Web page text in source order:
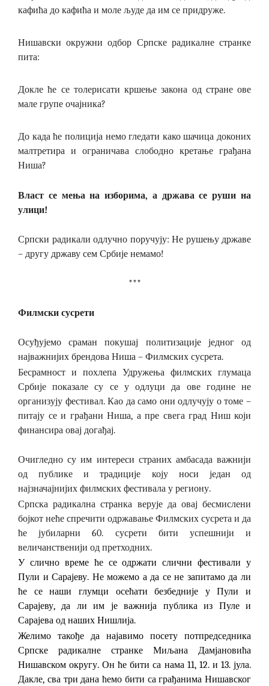
кафића до кафића и моле људе да им се придруже.
Нишавски окружни одбор Српске радикалне странке
пита:
Докле ће се толерисати кршење закона од стране ове
мале групе очајника?
До када ће полиција немо гледати како шачица доконих
малтретира и ограничава слободно кретање грађана
Ниша?
Власт се мења на изборима, а држава се руши на
улици!
Српски радикали одлучно поручују: Не рушењу државе
– другу државу сем Србије немамо!
***
Филмски сусрети
Осуђујемо сраман покушај политизације једног од
најважнијих брендова Ниша – Филмских сусрета.
Бесрамност и похлепа Удружења филмских глумаца
Србије показале су се у одлуци да ове године не
организују фестивал. Као да само они одлучују о томе –
питају се и грађани Ниша, а пре свега град Ниш који
финансира овај догађај.
Очигледно су им интереси страних амбасада важнији
од публике и традиције коју носи један од
најзначајнијих филмских фестивала у региону.
Српска радикална странка верује да овај бесмислени
бојкот неће спречити одржавање Филмских сусрета и да
ће јубиларни 60. сусрети бити успешнији и
величанственији од претходних.
У слично време ће се одржати слични фестивали у
Пули и Сарајеву. Не можемо а да се не запитамо да ли
ће се наши глумци осећати безбедније у Пули и
Сарајеву, да ли им је важнија публика из Пуле и
Сарајева од наших Нишлија.
Желимо такође да најавимо посету потпредседника
Српске радикалне странке Миљана Дамјановића
Нишавском округу. Он ће бити са нама 11, 12. и 13. јула.
Дакле, сва три дана ћемо бити са грађанима Нишавског